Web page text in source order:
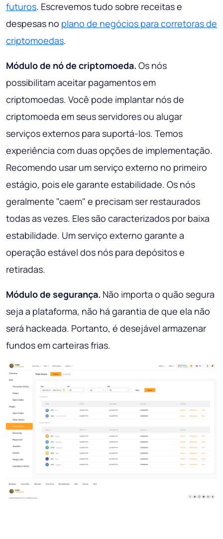
futuros. Escrevemos tudo sobre receitas e
despesas no plano de negócios para corretoras de
criptomoedas.
Módulo de nó de criptomoeda. Os nós
possibilitam aceitar pagamentos em
criptomoedas. Você pode implantar nós de
criptomoeda em seus servidores ou alugar
serviços externos para suportá-los. Temos
experiência com duas opções de implementação.
Recomendo usar um serviço externo no primeiro
estágio, pois ele garante estabilidade. Os nós
geralmente "caem" e precisam ser restaurados
todas as vezes. Eles são caracterizados por baixa
estabilidade. Um serviço externo garante a
operação estável dos nós para depósitos e
retiradas.
Módulo de segurança. Não importa o quão segura
seja a plataforma, não há garantia de que ela não
será hackeada. Portanto, é desejável armazenar
fundos em carteiras frias.